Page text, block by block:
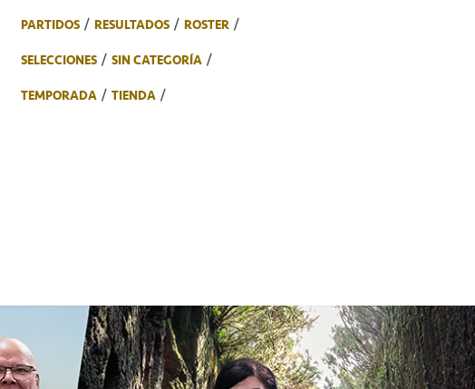
PARTIDOS
RESULTADOS
ROSTER
SELECCIONES
SIN CATEGORÍA
TEMPORADA
TIENDA